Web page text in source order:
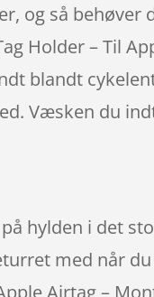
og så behøver
Holder – Til
blandt
Væsken du
hylden i det
med når
Airtag –